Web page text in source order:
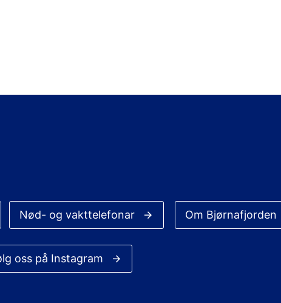
Nød- og vakttelefonar Om Bjørnafjorden
oss på Instagram